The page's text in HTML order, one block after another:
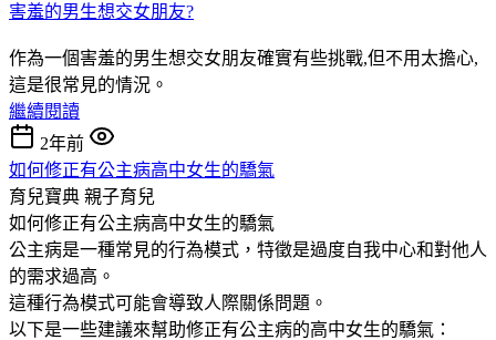
害羞的男生想交女朋友?
作為一個害羞的男生想交女朋友確實有些挑戰,但不用太擔心,
這是很常見的情況。
繼續閱讀
2年前
如何修正有公主病高中女生的驕氣
育兒寶典 親子育兒
如何修正有公主病高中女生的驕氣
公主病是一種常見的行為模式，特徵是過度自我中心和對他人
的需求過高。
這種行為模式可能會導致人際關係問題。
以下是一些建議來幫助修正有公主病的高中女生的驕氣：